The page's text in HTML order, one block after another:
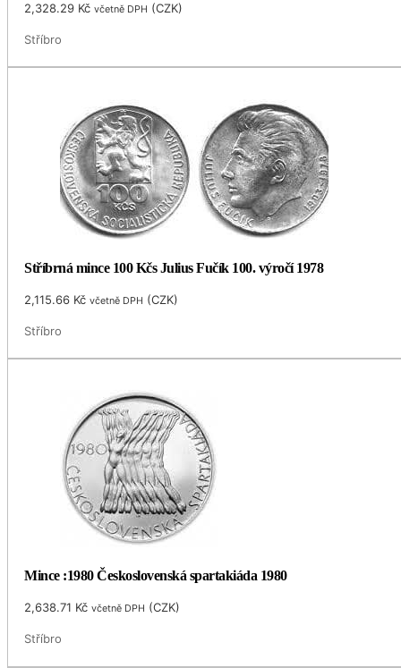
2,328.29 Kč včetně DPH (CZK)
Stříbro
Stříbrná mince 100 Kčs Julius Fučík 100. výročí 1978
2,115.66 Kč včetně DPH (CZK)
Stříbro
Mince :1980 Československá spartakiáda 1980
2,638.71 Kč včetně DPH (CZK)
Stříbro